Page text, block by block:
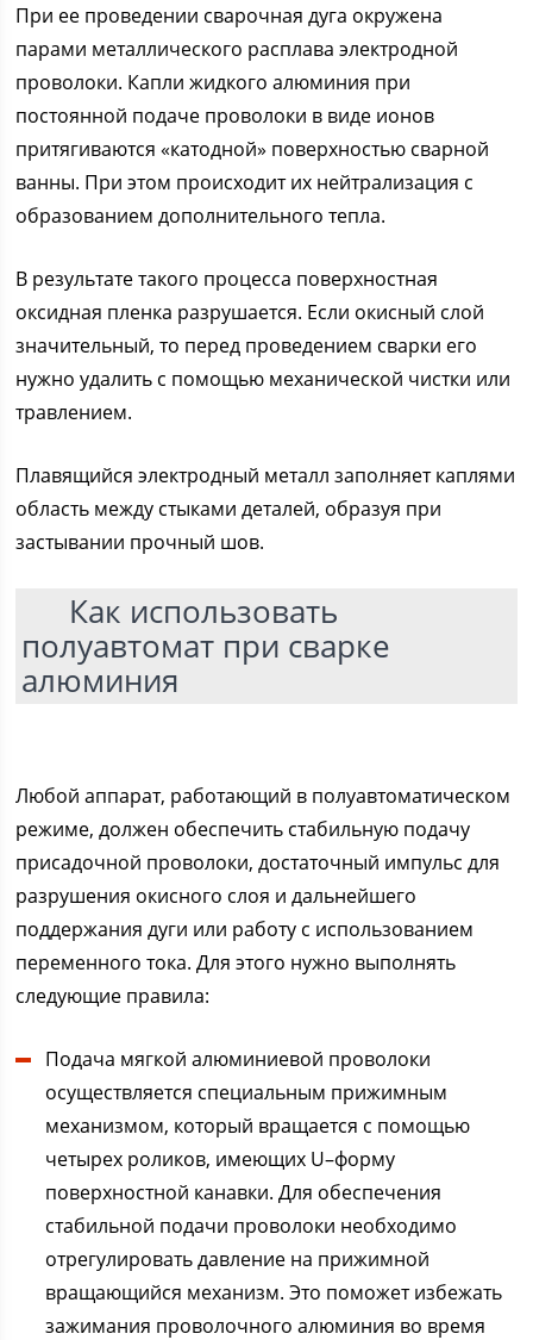
При ее проведении сварочная дуга окружена
парами металлического расплава электродной
проволоки. Капли жидкого алюминия при
постоянной подаче проволоки в виде ионов
притягиваются «катодной» поверхностью сварной
ванны. При этом происходит их нейтрализация с
образованием дополнительного тепла.
В результате такого процесса поверхностная
оксидная пленка разрушается. Если окисный слой
значительный, то перед проведением сварки его
нужно удалить с помощью механической чистки или
травлением.
Плавящийся электродный металл заполняет каплями
область между стыками деталей, образуя при
застывании прочный шов.
Как использовать
полуавтомат при сварке
алюминия
Любой аппарат, работающий в полуавтоматическом
режиме, должен обеспечить стабильную подачу
присадочной проволоки, достаточный импульс для
разрушения окисного слоя и дальнейшего
поддержания дуги или работу с использованием
переменного тока. Для этого нужно выполнять
следующие правила:
Подача мягкой алюминиевой проволоки
осуществляется специальным прижимным
механизмом, который вращается с помощью
четырех роликов, имеющих U–форму
поверхностной канавки. Для обеспечения
стабильной подачи проволоки необходимо
отрегулировать давление на прижимной
вращающийся механизм. Это поможет избежать
зажимания проволочного алюминия во время